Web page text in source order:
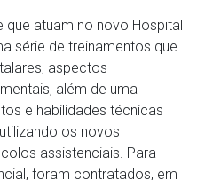
que atuam no novo Hospital
série de treinamentos que
aspectos
além de uma
e habilidades técnicas
os novos
assistenciais. Para
foram contratados, em